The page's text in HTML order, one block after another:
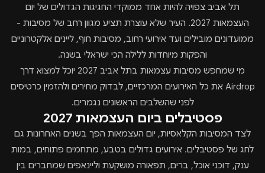
תל אביב צפויה להיות אחד ממוקדי החגיגות הגדולים של יום
העצמאות 2027. העיר שלא עוצרת תציע מגוון רחב של מסיבות -
ממועדונים מובילים ועד אירועי רחוב, מסיבות חוף, ליינים אלקטרוניים
והפקות מיוחדות ללילה הכי ישראלי בשנה.
מי שמחפש מסיבות עצמאות בתל אביב 2027 יוכל למצוא דרך
Airdrop את כל האירועים המרכזיים, לבדוק מחירים ולהזמין כרטיסים
לפני שהשלבים הראשונים נגמרים.
פסטיבלים ביום העצמאות 2027
לצד המסיבות הקלאסיות, יום העצמאות הפך בשנים האחרונות גם
לחג של פסטיבלים. אירועים גדולים בטבע, מתחמים פתוחים, במות
ענק, דוכני אוכל, ברים, תפאורה מושקעת וליינאפים שמחברים בין